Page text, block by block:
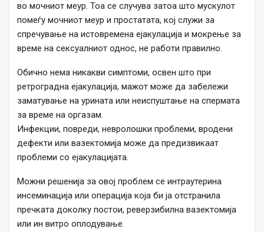
во мочниот меур. Тоа се случува затоа што мускулот
помеѓу мочниот меур и простатата, кој служи за
спречување на истовремена ејакулација и мокрење за
време на сексуалниот однос, не работи правилно.
Обично нема никакви симптоми, освен што при
ретроградна ејакулација, мажот може да забележи
заматување на урината или неиспуштање на спермата
за време на оргазам.
Инфекции, повреди, невролошки проблеми, вродени
дефекти или вазектомија може да предизвикаат
проблеми со ејакулацијата.
Можни решенија за овој проблем се интраутерина
инсеминација или операција која би ја отстранила
пречката доколку постои, реверзибилна вазектомија
или ин витро оплодување.